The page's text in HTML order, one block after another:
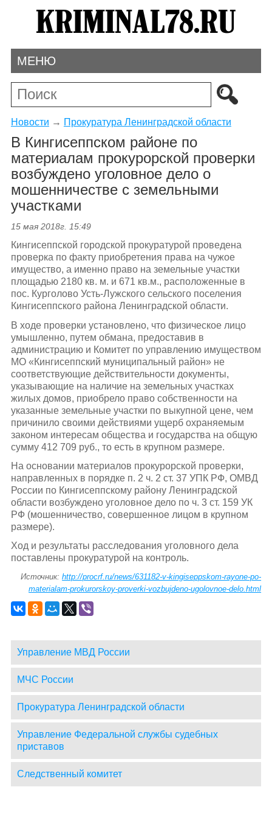
МЕНЮ
Новости → Прокуратура Ленинградской области
В Кингисеппском районе по
материалам прокурорской проверки
возбуждено уголовное дело о
мошенничестве с земельными
участками
15 мая 2018г. 15:49
Кингисеппской городской прокуратурой проведена
проверка по факту приобретения права на чужое
имущество, а именно право на земельные участки
площадью 2180 кв. м. и 671 кв.м., расположенные в
пос. Курголово Усть-Лужского сельского поселения
Кингисеппского района Ленинградской области.
В ходе проверки установлено, что физическое лицо
умышленно, путем обмана, предоставив в
администрацию и Комитет по управлению имуществом
МО «Кингисеппский муниципальный район» не
соответствующие действительности документы,
указывающие на наличие на земельных участках
жилых домов, приобрело право собственности на
указанные земельные участки по выкупной цене, чем
причинило своими действиями ущерб охраняемым
законом интересам общества и государства на общую
сумму 412 709 руб., то есть в крупном размере.
На основании материалов прокурорской проверки,
направленных в порядке п. 2 ч. 2 ст. 37 УПК РФ, ОМВД
России по Кингисеппскому району Ленинградской
области возбуждено уголовное дело по ч. 3 ст. 159 УК
РФ (мошенничество, совершенное лицом в крупном
размере).
Ход и результаты расследования уголовного дела
поставлены прокуратурой на контроль.
Источник:http://procrf.ru/news/631182-v-kingiseppskom-rayone-po-
materialam-prokurorskoy-proverki-vozbujdeno-ugolovnoe-delo.html
Управление МВД России
МЧС России
Прокуратура Ленинградской области
Управление Федеральной службы судебных
приставов
Следственный комитет